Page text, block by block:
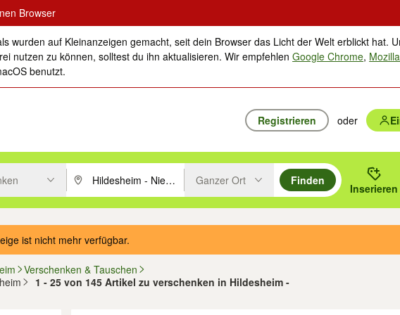
Browser
wurden auf Kleinanzeigen gemacht, seit dein Browser das Licht der Welt erblickt hat.
nutzen zu können, solltest du ihn aktualisieren. Wir empfehlenGoogle Chrome,
benutzt.
Registrieren oder
oder Vorschläge mit den Pfeiltasten nach oben/unten durchsuchen und mit
PLZ oder Ort eingeben. Eingabetaste drücken um zu suchen, oder
Ganzer Ort
Finden
Inserieren
ist nicht mehr verfügbar.
Verschenken & Tauschen
1 - 25 von 145 Artikel zu verschenken in Hildesheim -